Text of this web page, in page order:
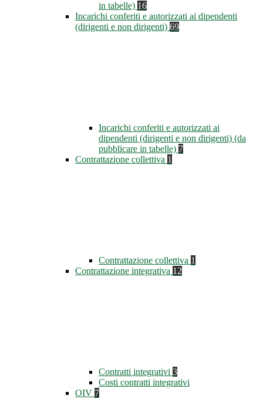
in tabelle) 16
Incarichi conferiti e autorizzati ai dipendenti
(dirigenti e non dirigenti) 69
Incarichi conferiti e autorizzati ai
dipendenti (dirigenti e non dirigenti) (da
pubblicare in tabelle) 7
Contrattazione collettiva 1
Contrattazione collettiva 1
Contrattazione integrativa 12
Contratti integrativi 3
Costi contratti integrativi
OIV 7